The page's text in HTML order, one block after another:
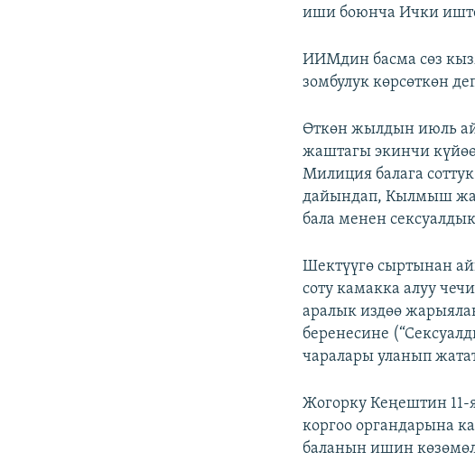
иши боюнча Ички
ИИМдин басма сөз
зомбулук көрсөткөн
Өткөн жылдын июль
жаштагы экинчи
Милиция балага
дайындап, Кылмыш
бала менен
Шектүүгө сыртынан
соту камакка алуу
аралык издөө
беренесине
чаралары уланып
Жогорку Кеңештин 11-
коргоо органдарына
баланын ишин